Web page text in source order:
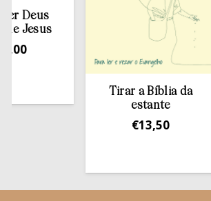
Tirar a Bíblia da
estante
13,50